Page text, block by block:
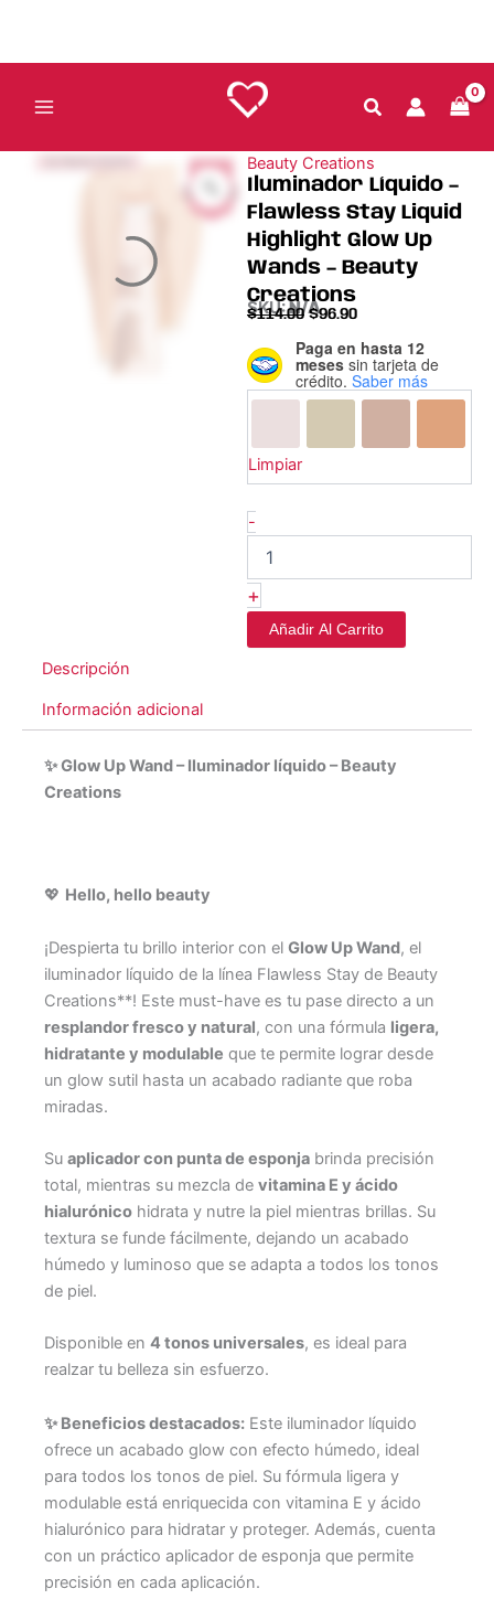
contenido
%
15
Ahorra $17
Beauty Creations
Iluminador Líquido –
Flawless Stay Liquid
Highlight Glow Up
Wands – Beauty
Creations
SKU:N/A
$114.00 $96.90
Paga en hasta 12
meses sin tarjeta de
crédito. Saber más
Limpiar
-
Iluminador
Líquido
-
Liquid
Highlight
Wands
Beauty
Creations
cantidad
+
Añadir Al Carrito
Descripción
Información adicional
✨Glow Up Wand – Iluminador líquido – Beauty
Creations
💖 Hello, hello beauty
¡Despierta tu brillo interior con el Glow Up Wand, el
iluminador líquido de la línea Flawless Stay de Beauty
Creations**! Este must-have es tu pase directo a un
resplandor fresco y natural, con una fórmula ligera,
hidratante y modulable que te permite lograr desde
un glow sutil hasta un acabado radiante que roba
miradas.
Su aplicador con punta de esponja brinda precisión
total, mientras su mezcla de vitamina E y ácido
hialurónico hidrata y nutre la piel mientras brillas. Su
textura se funde fácilmente, dejando un acabado
húmedo y luminoso que se adapta a todos los tonos
de piel.
Disponible en 4 tonos universales, es ideal para
realzar tu belleza sin esfuerzo.
✨ Beneficios destacados: Este iluminador líquido
ofrece un acabado glow con efecto húmedo, ideal
para todos los tonos de piel. Su fórmula ligera y
modulable está enriquecida con vitamina E y ácido
hialurónico para hidratar y proteger. Además, cuenta
con un práctico aplicador de esponja que permite
precisión en cada aplicación.